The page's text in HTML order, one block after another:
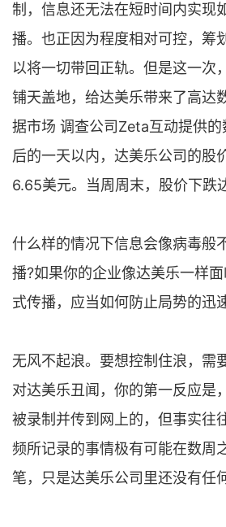
制，信息还无法在短时间内实现
播。也正因为程度相对可控，筹
以将一切带回正轨。但是这一次
铺天盖地，给达美乐带来了高达
据市场 调查公司Zeta互动提供的
后的一天以内，达美乐公司的股
6.65美元。当周周末，股价下跌
什么样的情况下信息会像病毒般
播?如果你的企业像达美乐一样
式传播，应当如何防止局势的迅
无风不起浪。要想控制住浪，需
对达美乐丑闻，你的第一反应是
被录制并传到网上的，但事实往
频所记录的事情极有可能在数周
笔，只是达美乐公司里还没有任